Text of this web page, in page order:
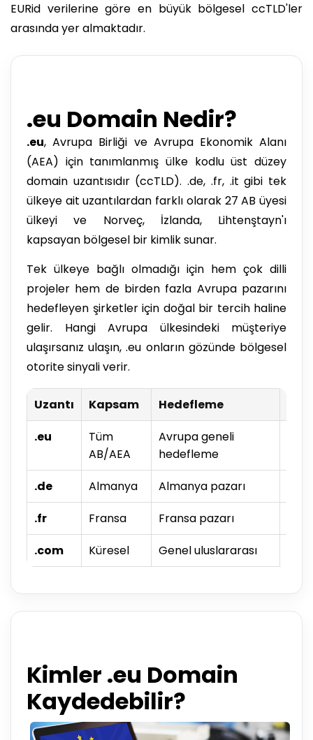
EURid verilerine göre en büyük bölgesel ccTLD'ler
arasında yer almaktadır.
.eu Domain Nedir?
.eu, Avrupa Birliği ve Avrupa Ekonomik Alanı
(AEA) için tanımlanmış ülke kodlu üst düzey
domain uzantısıdır (ccTLD). .de, .fr, .it gibi tek
ülkeye ait uzantılardan farklı olarak 27 AB üyesi
ülkeyi ve Norveç, İzlanda, Lihtenştayn'ı
kapsayan bölgesel bir kimlik sunar.
Tek ülkeye bağlı olmadığı için hem çok dilli
projeler hem de birden fazla Avrupa pazarını
hedefleyen şirketler için doğal bir tercih haline
gelir. Hangi Avrupa ülkesindeki müşteriye
ulaşırsanız ulaşın, .eu onların gözünde bölgesel
otorite sinyali verir.
Uzantı Kapsam Hedefleme
.eu
Tüm
AB/AEA
Avrupa geneli
hedefleme
.de
Almanya Almanya pazarı
.fr
Fransa Fransa pazarı
.com
Küresel Genel uluslararası
Kimler .eu Domain
Kaydedebilir?